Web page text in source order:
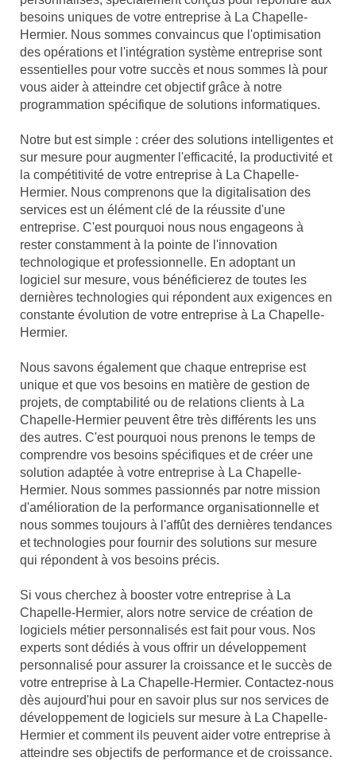
besoins uniques de votre entreprise à La Chapelle-
Hermier. Nous sommes convaincus que l'optimisation
des opérations et l'intégration système entreprise sont
essentielles pour votre succès et nous sommes là pour
vous aider à atteindre cet objectif grâce à notre
programmation spécifique de solutions informatiques.
Notre but est simple : créer des solutions intelligentes et
sur mesure pour augmenter l'efficacité, la productivité et
la compétitivité de votre entreprise à La Chapelle-
Hermier. Nous comprenons que la digitalisation des
services est un élément clé de la réussite d'une
entreprise. C'est pourquoi nous nous engageons à
rester constamment à la pointe de l'innovation
technologique et professionnelle. En adoptant un
logiciel sur mesure, vous bénéficierez de toutes les
dernières technologies qui répondent aux exigences en
constante évolution de votre entreprise à La Chapelle-
Hermier.
Nous savons également que chaque entreprise est
unique et que vos besoins en matière de gestion de
projets, de comptabilité ou de relations clients à La
Chapelle-Hermier peuvent être très différents les uns
des autres. C'est pourquoi nous prenons le temps de
comprendre vos besoins spécifiques et de créer une
solution adaptée à votre entreprise à La Chapelle-
Hermier. Nous sommes passionnés par notre mission
d'amélioration de la performance organisationnelle et
nous sommes toujours à l'affût des dernières tendances
et technologies pour fournir des solutions sur mesure
qui répondent à vos besoins précis.
Si vous cherchez à booster votre entreprise à La
Chapelle-Hermier, alors notre service de création de
logiciels métier personnalisés est fait pour vous. Nos
experts sont dédiés à vous offrir un développement
personnalisé pour assurer la croissance et le succès de
votre entreprise à La Chapelle-Hermier. Contactez-nous
dès aujourd'hui pour en savoir plus sur nos services de
développement de logiciels sur mesure à La Chapelle-
Hermier et comment ils peuvent aider votre entreprise à
atteindre ses objectifs de performance et de croissance.